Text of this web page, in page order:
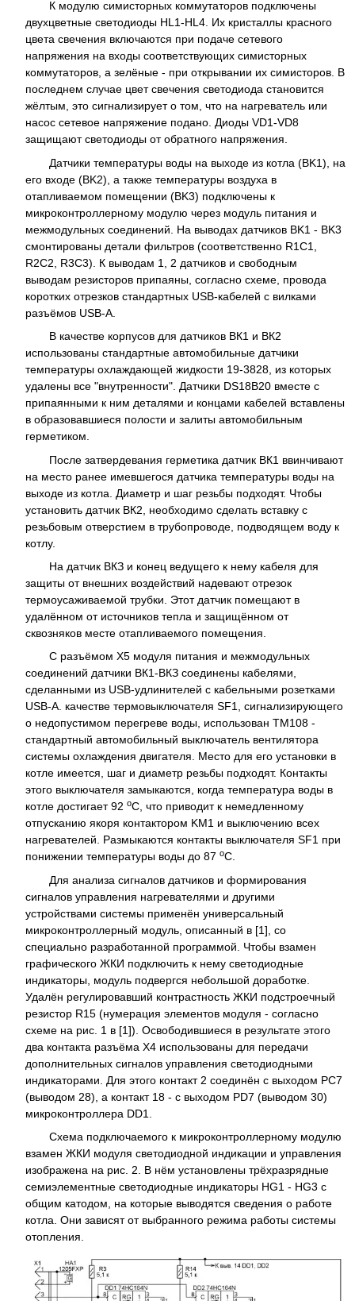
К модулю симисторных коммутаторов подключены
двухцветные светодиоды HL1-HL4. Их кристаллы красного
цвета свечения включаются при подаче сетевого
напряжения на входы соответствующих симисторных
коммутаторов, а зелёные - при открывании их симисторов. В
последнем случае цвет свечения светодиода становится
жёлтым, это сигнализирует о том, что на нагреватель или
насос сетевое напряжение подано. Диоды VD1-VD8
защищают светодиоды от обратного напряжения.
Датчики температуры воды на выходе из котла (BK1), на
его входе (BK2), а также температуры воздуха в
отапливаемом помещении (BK3) подключены к
микроконтроллерному модулю через модуль питания и
межмодульных соединений. На выводах датчиков BK1 - BK3
смонтированы детали фильтров (соответственно R1C1,
R2C2, R3C3). К выводам 1, 2 датчиков и свободным
выводам резисторов припаяны, согласно схеме, провода
коротких отрезков стандартных USB-кабелей с вилками
разъёмов USB-A.
В качестве корпусов для датчиков ВК1 и ВК2
использованы стандартные автомобильные датчики
температуры охлаждающей жидкости 19-3828, из которых
удалены все "внутренности". Датчики DS18B20 вместе с
припаянными к ним деталями и концами кабелей вставлены
в образовавшиеся полости и залиты автомобильным
герметиком.
После затвердевания герметика датчик ВК1 ввинчивают
на место ранее имевшегося датчика температуры воды на
выходе из котла. Диаметр и шаг резьбы подходят. Чтобы
установить датчик ВК2, необходимо сделать вставку с
резьбовым отверстием в трубопроводе, подводящем воду к
котлу.
На датчик ВКЗ и конец ведущего к нему кабеля для
защиты от внешних воздействий надевают отрезок
термоусаживаемой трубки. Этот датчик помещают в
удалённом от источников тепла и защищённом от
сквозняков месте отапливаемого помещения.
С разъёмом Х5 модуля питания и межмодульных
соединений датчики ВК1-ВКЗ соединены кабелями,
сделанными из USB-удлинителей с кабельными розетками
USB-A. качестве термовыключателя SF1, сигнализирующего
о недопустимом перегреве воды, использован ТМ108 -
стандартный автомобильный выключатель вентилятора
системы охлаждения двигателя. Место для его установки в
котле имеется, шаг и диаметр резьбы подходят. Контакты
этого выключателя замыкаются, когда температура воды в
котле достигает 92 оС, что приводит к немедленному
отпусканию якоря контактором KM1 и выключению всех
нагревателей. Размыкаются контакты выключателя SF1 при
понижении температуры воды до 87 оС.
Для анализа сигналов датчиков и формирования
сигналов управления нагревателями и другими
устройствами системы применён универсальный
микроконтроллерный модуль, описанный в [1], со
специально разработанной программой. Чтобы взамен
графического ЖКИ подключить к нему светодиодные
индикаторы, модуль подвергся небольшой доработке.
Удалён регулировавший контрастность ЖКИ подстроечный
резистор R15 (нумерация элементов модуля - согласно
схеме на рис. 1 в [1]). Освободившиеся в результате этого
два контакта разъёма X4 использованы для передачи
дополнительных сигналов управления светодиодными
индикаторами. Для этого контакт 2 соединён с выходом PC7
(выводом 28), а контакт 18 - с выходом PD7 (выводом 30)
микроконтроллера DD1.
Схема подключаемого к микроконтроллерному модулю
взамен ЖКИ модуля светодиодной индикации и управления
изображена на рис. 2. В нём установлены трёхразрядные
семиэлементные светодиодные индикаторы HG1 - HG3 с
общим катодом, на которые выводятся сведения о работе
котла. Они зависят от выбранного режима работы системы
отопления.